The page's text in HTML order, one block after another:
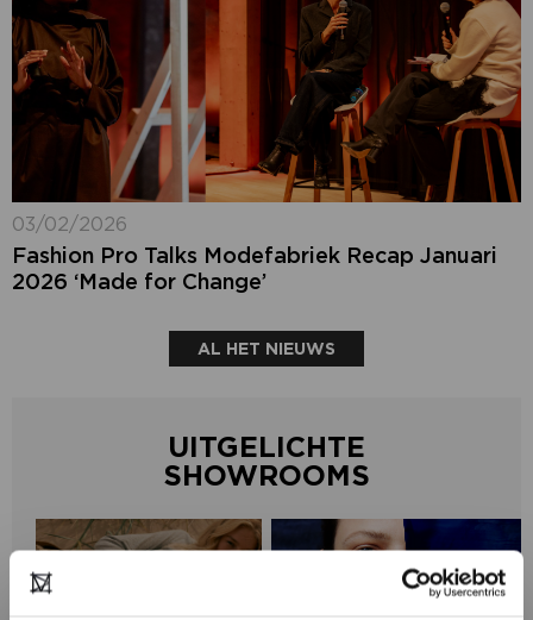
03/02/2026
Fashion Pro Talks Modefabriek Recap Januari
2026 ‘Made for Change’
AL HET NIEUWS
UITGELICHTE
SHOWROOMS